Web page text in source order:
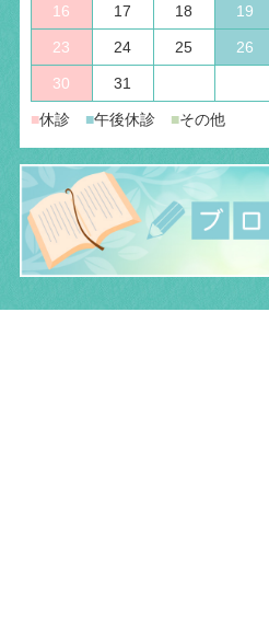
16 17 18 19
23 24 25 26
30 31
■休診 ■午後休診 ■その他